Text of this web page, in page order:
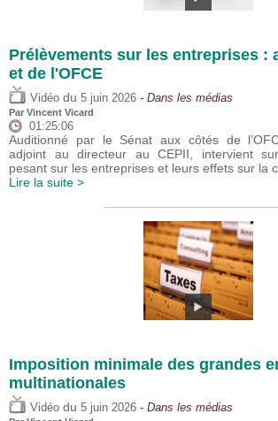
Prélèvements sur les entreprises :
et de l'OFCE
Vidéo du 5 juin 2026 - Dans les médias
Par Vincent Vicard
01:25:06
Auditionné par le Sénat aux côtés de
adjoint au directeur au CEPII, intervient
pesant sur les entreprises et leurs effets sur la
Lire la suite >
Imposition minimale des grandes
multinationales
Vidéo du 5 juin 2026 - Dans les médias